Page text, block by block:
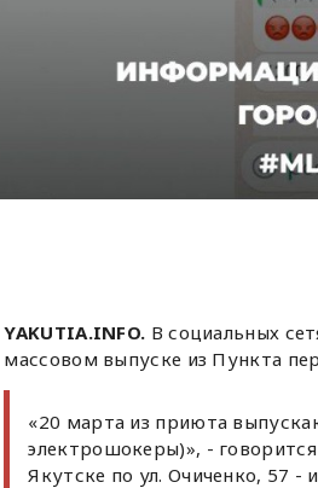
YAKUTIA.INFO. В социальных
массовом выпуске из Пункта
«20 марта из приюта
электрошокеры)», -
Якутске по ул. Очиченко, 57 -